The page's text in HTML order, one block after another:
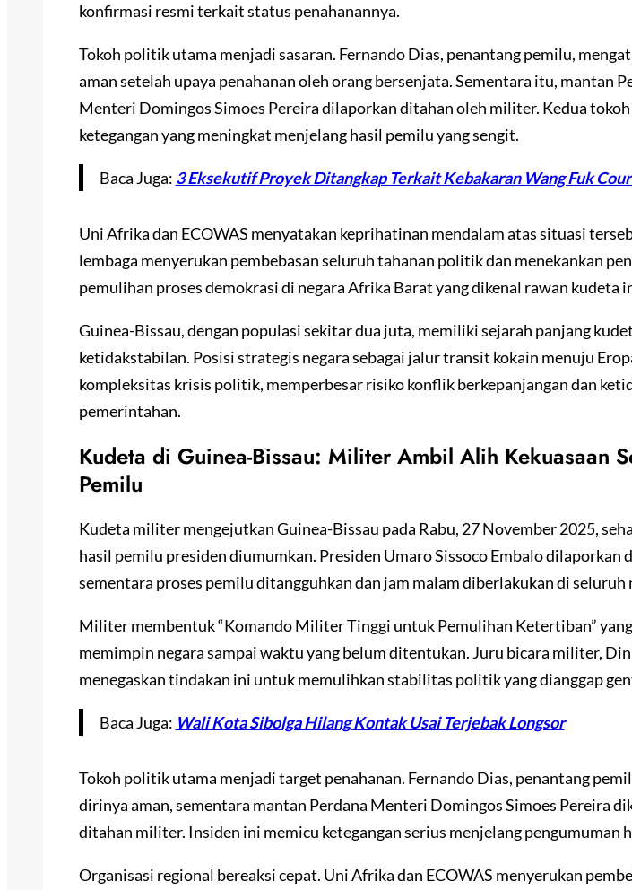
konfirmasi resmi terkait status penahanannya.
Tokoh politik utama menjadi sasaran. Fernando Dias, penantang pemilu,
aman setelah upaya penahanan oleh orang bersenjata. Sementara itu, mantan
Menteri Domingos Simoes Pereira dilaporkan ditahan oleh militer. Kedua
ketegangan yang meningkat menjelang hasil pemilu yang sengit.
Baca Juga: 3 Eksekutif Proyek Ditangkap Terkait Kebakaran Wang Fuk
Uni Afrika dan ECOWAS menyatakan keprihatinan mendalam atas situasi
lembaga menyerukan pembebasan seluruh tahanan politik dan menekankan
pemulihan proses demokrasi di negara Afrika Barat yang dikenal rawan kudeta
Guinea-Bissau, dengan populasi sekitar dua juta, memiliki sejarah panjang
ketidakstabilan. Posisi strategis negara sebagai jalur transit kokain menuju
kompleksitas krisis politik, memperbesar risiko konflik berkepanjangan dan
pemerintahan.
Kudeta di Guinea-Bissau: Militer Ambil Alih Kekuasaan
Pemilu
Kudeta militer mengejutkan Guinea-Bissau pada Rabu, 27 November 2025,
hasil pemilu presiden diumumkan. Presiden Umaro Sissoco Embalo dilaporkan
sementara proses pemilu ditangguhkan dan jam malam diberlakukan di seluruh
Militer membentuk “Komando Militer Tinggi untuk Pemulihan Ketertiban”
memimpin negara sampai waktu yang belum ditentukan. Juru bicara militer,
menegaskan tindakan ini untuk memulihkan stabilitas politik yang dianggap
Baca Juga: Wali Kota Sibolga Hilang Kontak Usai Terjebak Longsor
Tokoh politik utama menjadi target penahanan. Fernando Dias, penantang
dirinya aman, sementara mantan Perdana Menteri Domingos Simoes Pereira
ditahan militer. Insiden ini memicu ketegangan serius menjelang pengumuman
Organisasi regional bereaksi cepat. Uni Afrika dan ECOWAS menyerukan